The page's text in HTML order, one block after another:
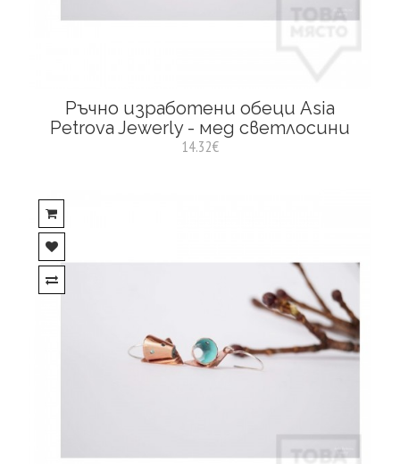
Ръчно изработени обеци Asia
Petrova Jewerly - мед светлосини
14.32€